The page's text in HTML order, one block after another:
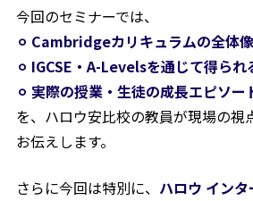
今回のセミナーでは、
⚪︎ Cambridgeカリキュラムの全体
⚪︎ IGCSE・A-Levelsを通じて得ら
⚪︎ 実際の授業・生徒の成長エピソー
を、ハロウ安比校の教員が現場の視
お伝えします。
さらに今回は特別に、 ハロウ イン